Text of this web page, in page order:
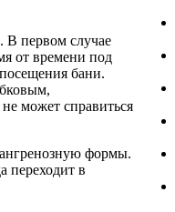
В первом случае
от времени под
бани.
может справиться
формы.
переходит в